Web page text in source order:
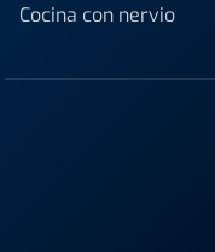
Cocina con nervio